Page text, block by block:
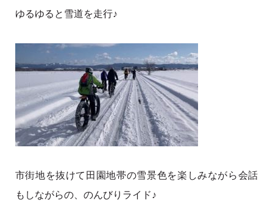
ゆるゆると雪道を走行♪
市街地を抜けて田園地帯の雪景色を楽しみながら会話
もしながらの、のんびりライド♪